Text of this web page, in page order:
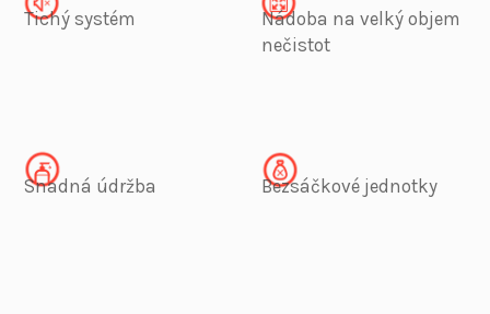
Tichý systém
Nádoba na velký objem
nečistot
Snadná údržba Bezsáčkové jednotky